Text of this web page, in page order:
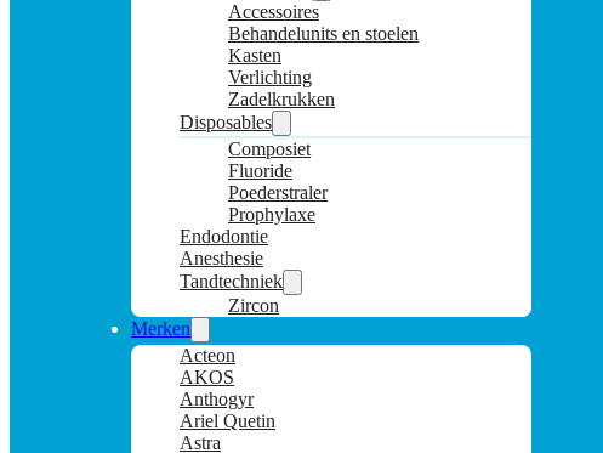
Accessoires
Behandelunits en stoelen
Kasten
Verlichting
Zadelkrukken
Disposables
Composiet
Fluoride
Poederstraler
Prophylaxe
Endodontie
Anesthesie
Tandtechniek
Zircon
Merken
Acteon
AKOS
Anthogyr
Ariel Quetin
Astra